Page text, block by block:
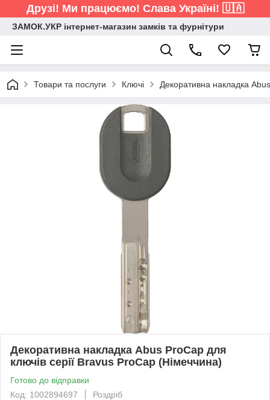
Друзі! Ми працюємо! Слава Україні! 🇺🇦
ЗАМОК.УКР інтернет-магазин замків та фурнітури
Товари та послуги Ключі Декоративна накладка
Декоративна накладка Abus ProCap для
ключів серії Bravus ProCap (Німеччина)
Готово до відправки
Код: 1002894697
Роздріб